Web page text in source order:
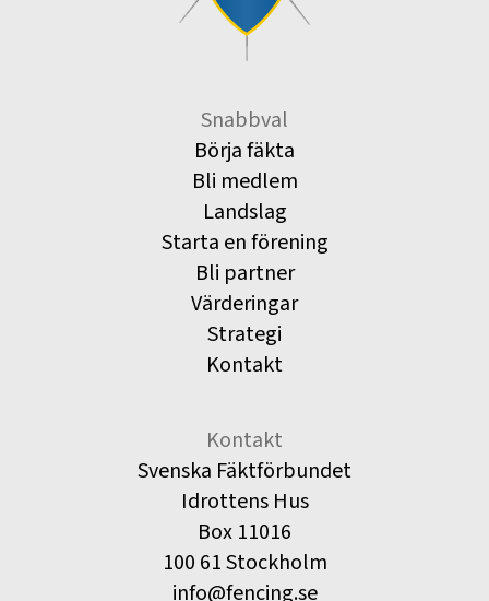
Snabbval
Börja fäkta
Bli medlem
Landslag
Starta en förening
Bli partner
Värderingar
Strategi
Kontakt
Kontakt
Svenska Fäktförbundet
Idrottens Hus
Box 11016
100 61 Stockholm
info@fencing.se